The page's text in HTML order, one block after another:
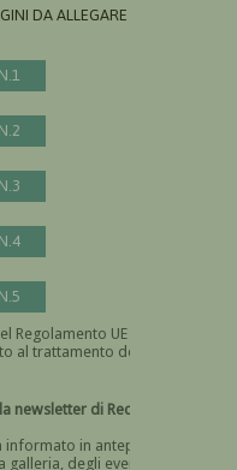
DA ALLEGARE AL
Regolamento UE n.
dei
Devi dare il consenso
di Recta
informato in anteprima
degli eventi